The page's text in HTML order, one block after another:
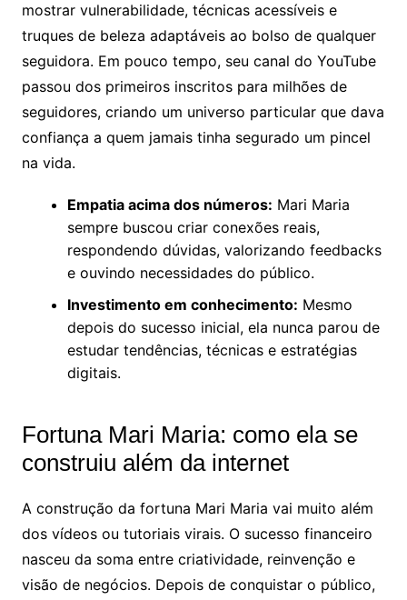
mostrar vulnerabilidade, técnicas acessíveis e
truques de beleza adaptáveis ao bolso de qualquer
seguidora. Em pouco tempo, seu canal do YouTube
passou dos primeiros inscritos para milhões de
seguidores, criando um universo particular que dava
confiança a quem jamais tinha segurado um pincel
na vida.
Empatia acima dos números: Mari Maria
sempre buscou criar conexões reais,
respondendo dúvidas, valorizando feedbacks
e ouvindo necessidades do público.
Investimento em conhecimento: Mesmo
depois do sucesso inicial, ela nunca parou de
estudar tendências, técnicas e estratégias
digitais.
Fortuna Mari Maria: como ela se
construiu além da internet
A construção da fortuna Mari Maria vai muito além
dos vídeos ou tutoriais virais. O sucesso financeiro
nasceu da soma entre criatividade, reinvenção e
visão de negócios. Depois de conquistar o público,